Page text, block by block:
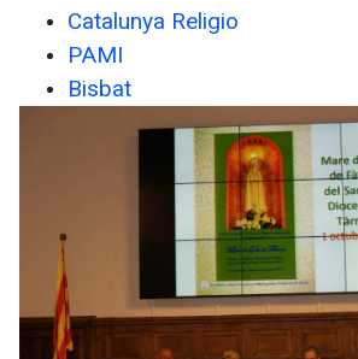
Catalunya Religio
PAMI
Bisbat